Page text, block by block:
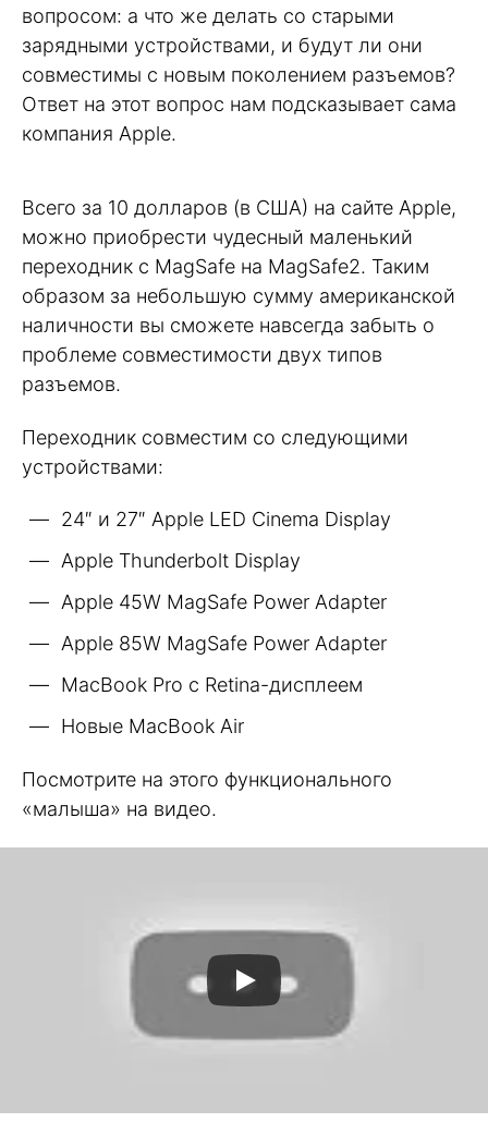
вопросом: а что же делать со старыми
зарядными устройствами, и будут ли они
совместимы с новым поколением разъемов?
Ответ на этот вопрос нам подсказывает сама
компания Apple.
Всего за 10 долларов (в США) на сайте Apple,
можно приобрести чудесный маленький
переходник с MagSafe на MagSafe2. Таким
образом за небольшую сумму американской
наличности вы сможете навсегда забыть о
проблеме совместимости двух типов
разъемов.
Переходник совместим со следующими
устройствами:
24″ и 27″ Apple LED Cinema Display
Apple Thunderbolt Display
Apple 45W MagSafe Power Adapter
Apple 85W MagSafe Power Adapter
MacBook Pro с Retina-дисплеем
Новые MacBook Air
Посмотрите на этого функционального
«малыша» на видео.